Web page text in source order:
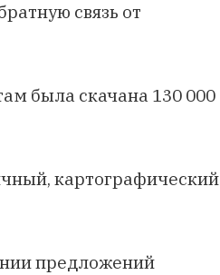
связь от
была скачана 130 000
картографический
предложений